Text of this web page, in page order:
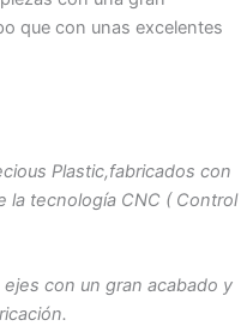
que con unas excelentes
Plastic,fabricados con
la tecnología CNC ( Control
con un gran acabado y